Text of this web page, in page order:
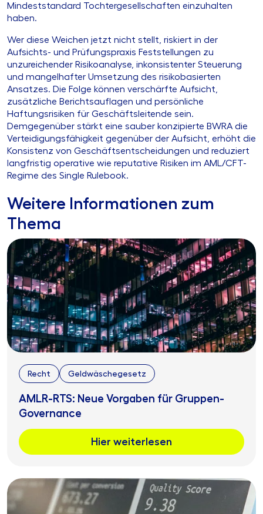
Mindeststandard Tochtergesellschaften einzuhalten
haben.
Wer diese Weichen jetzt nicht stellt, riskiert in der
Aufsichts- und Prüfungspraxis Feststellungen zu
unzureichender Risikoanalyse, inkonsistenter Steuerung
und mangelhafter Umsetzung des risikobasierten
Ansatzes. Die Folge können verschärfte Aufsicht,
zusätzliche Berichtsauflagen und persönliche
Haftungsrisiken für Geschäftsleitende sein.
Demgegenüber stärkt eine sauber konzipierte BWRA die
Verteidigungsfähigkeit gegenüber der Aufsicht, erhöht die
Konsistenz von Geschäftsentscheidungen und reduziert
langfristig operative wie reputative Risiken im AML/CFT-
Regime des Single Rulebook.
Weitere Informationen zum
Thema
Recht Geldwäschegesetz
AMLR-RTS: Neue Vorgaben für Gruppen-
Governance
Hier weiterlesen